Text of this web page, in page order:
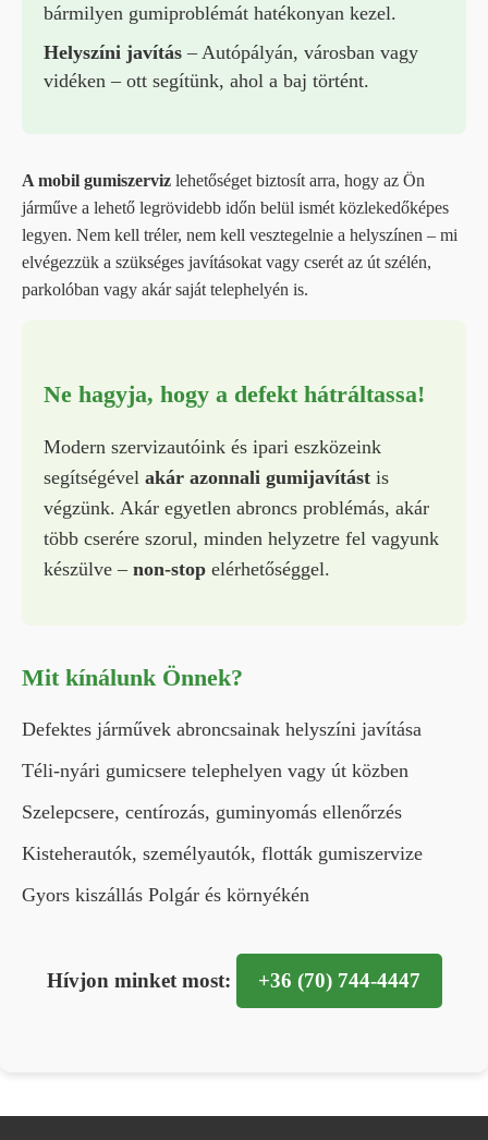
bármilyen gumiproblémát hatékonyan kezel.
Helyszíni javítás – Autópályán, városban vagy
vidéken – ott segítünk, ahol a baj történt.
A mobil gumiszerviz lehetőséget biztosít arra, hogy az Ön
járműve a lehető legrövidebb időn belül ismét közlekedőképes
legyen. Nem kell tréler, nem kell vesztegelnie a helyszínen – mi
elvégezzük a szükséges javításokat vagy cserét az út szélén,
parkolóban vagy akár saját telephelyén is.
Ne hagyja, hogy a defekt hátráltassa!
Modern szervizautóink és ipari eszközeink
segítségével akár azonnali gumijavítást is
végzünk. Akár egyetlen abroncs problémás, akár
több cserére szorul, minden helyzetre fel vagyunk
készülve – non-stop elérhetőséggel.
Mit kínálunk Önnek?
Defektes járművek abroncsainak helyszíni javítása
Téli-nyári gumicsere telephelyen vagy út közben
Szelepcsere, centírozás, guminyomás ellenőrzés
Kisteherautók, személyautók, flották gumiszervize
Gyors kiszállás Polgár és környékén
Hívjon minket most: +36 (70) 744-4447